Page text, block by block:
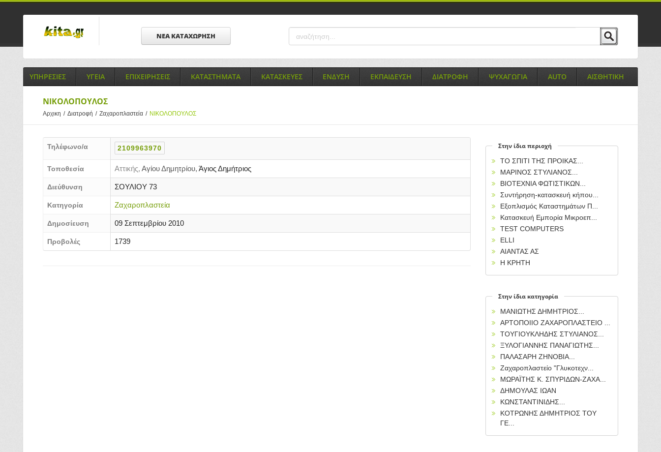
ΝΕΑ ΚΑΤΑΧΩΡΗΣΗ
ΥΠΗΡΕΣΙΕΣ ΥΓΕΙΑ ΕΠΙΧΕΙΡΗΣΕΙΣ ΚΑΤΑΣΤΗΜΑΤΑ ΚΑΤΑΣΚΕΥΕΣ ΕΝΔΥΣΗ ΕΚΠΑΙΔΕΥΣΗ ΔΙΑΤΡΟΦΗ ΨΥΧΑΓΩΓΙΑ AUTO ΑΙΣΘΗΤΙΚΗ
ΝΙΚΟΛΟΠΟΥΛΟΣ
Αρχικη / Διατροφή / Ζαχαροπλαστεία / ΝΙΚΟΛΟΠΟΥΛΟΣ
Τηλέφωνο/α 2109963970
Τοποθεσία Αττικής, Αγίου Δημητρίου, Άγιος Δημήτριος
Διεύθυνση ΣΟΥΛΙΟΥ 73
Κατηγορία Ζαχαροπλαστεία
Δημοσίευση 09 Σεπτεμβρίου 2010
Προβολές 1739
Στην ίδια περιοχή
ΤΟ ΣΠΙΤΙ ΤΗΣ ΠΡΟΙΚΑΣ...
ΜΑΡΙΝΟΣ ΣΤΥΛΙΑΝΟΣ...
ΒΙΟΤΕΧΝΙΑ ΦΩΤΙΣΤΙΚΩΝ...
Συντήρηση-κατασκευή κήπου...
Εξοπλισμός Καταστημάτων Π...
Κατασκευή Εμπορία Μικροεπ...
TEST COMPUTERS
ELLI
ΑΙΑΝΤΑΣ ΑΣ
Η ΚΡΗΤΗ
Στην ίδια κατηγορία
ΜΑΝΙΩΤΗΣ ΔΗΜΗΤΡΙΟΣ...
ΑΡΤΟΠΟΙΙΟ ΖΑΧΑΡΟΠΛΑΣΤΕΙΟ ...
ΤΟΥΓΙΟΥΚΛΗΔΗΣ ΣΤΥΛΙΑΝΟΣ...
ΞΥΛΟΓΙΑΝΝΗΣ ΠΑΝΑΓΙΩΤΗΣ...
ΠΑΛΑΣΑΡΗ ΖΗΝΟΒΙΑ...
Ζαχαροπλαστείο "Γλυκοτεχν...
ΜΩΡΑΪΤΗΣ Κ. ΣΠΥΡΙΔΩΝ-ΖΑΧΑ...
ΔΗΜΟΥΛΑΣ ΙΩΑΝ
ΚΩΝΣΤΑΝΤΙΝΙΔΗΣ...
ΚΟΤΡΩΝΗΣ ΔΗΜΗΤΡΙΟΣ ΤΟΥ
ΓΕ...